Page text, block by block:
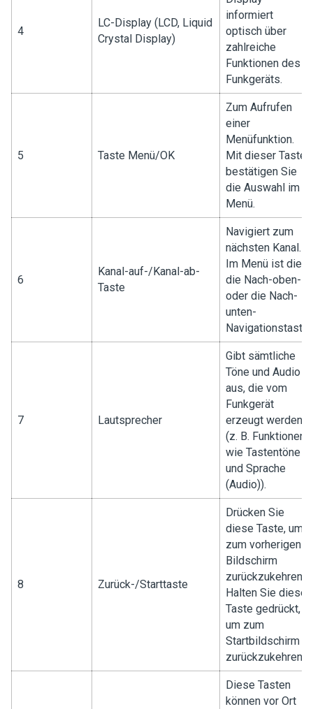
4
LC-Display (LCD, Liquid
Crystal Display)
informiert
optisch über
zahlreiche
Funktionen des
Funkgeräts.
5 Taste Menü/OK
Zum Aufrufen
einer
Menüfunktion.
Mit dieser Taste
bestätigen Sie
die Auswahl im
Menü.
6
Kanal-auf-/Kanal-ab-
Taste
Navigiert zum
nächsten Kanal.
Im Menü ist dies
die Nach-oben-
oder die Nach-
unten-
Navigationstaste.
7 Lautsprecher
Gibt sämtliche
Töne und Audio
aus, die vom
Funkgerät
erzeugt werden
(z. B. Funktionen
wie Tastentöne
und Sprache
(Audio)).
8 Zurück-/Starttaste
Drücken Sie
diese Taste, um
zum vorherigen
Bildschirm
zurückzukehren.
Halten Sie diese
Taste gedrückt,
um zum
Startbildschirm
zurückzukehren.
Diese Tasten
können vor Ort